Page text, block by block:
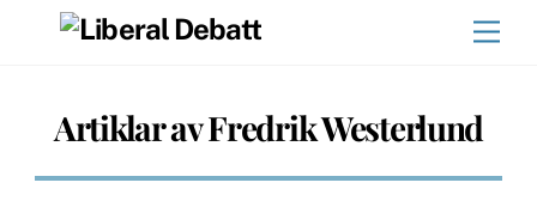
Artiklar av Fredrik Westerlund